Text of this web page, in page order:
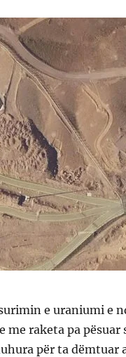
e uraniumi e
me raketa pa
për ta dëmtuar